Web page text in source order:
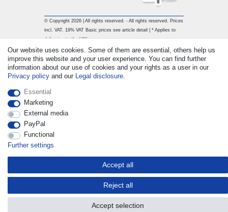
© Copyright 2026 | All rights reserved. - All rights reserved. Prices
incl. VAT. 19% VAT Basic prices see article detail | * Applies to
deliveries to the UK!
Our website uses cookies. Some of them are essential, others help us
improve this website and your user experience. You can find further
information about our use of cookies and your rights as a user in our
Privacy policy and our Legal disclosure.
Essential
Marketing
External media
PayPal
Functional
Further settings
Accept all
Reject all
Accept selection
Withdraw from contract here Contact